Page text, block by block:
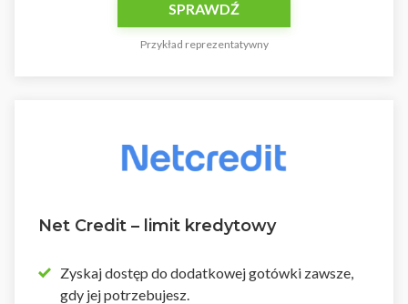
SPRAWDŹ
Przykład reprezentatywny
Net Credit – limit kredytowy
Zyskaj dostęp do dodatkowej gotówki zawsze,
gdy jej potrzebujesz.